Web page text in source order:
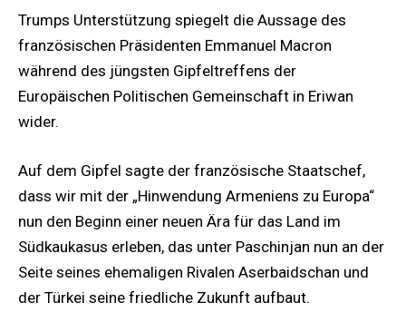
Trumps Unterstützung spiegelt die Aussage des
französischen Präsidenten Emmanuel Macron
während des jüngsten Gipfeltreffens der
Europäischen Politischen Gemeinschaft in Eriwan
wider.
Auf dem Gipfel sagte der französische Staatschef,
dass wir mit der „Hinwendung Armeniens zu Europa“
nun den Beginn einer neuen Ära für das Land im
Südkaukasus erleben, das unter Paschinjan nun an der
Seite seines ehemaligen Rivalen Aserbaidschan und
der Türkei seine friedliche Zukunft aufbaut.